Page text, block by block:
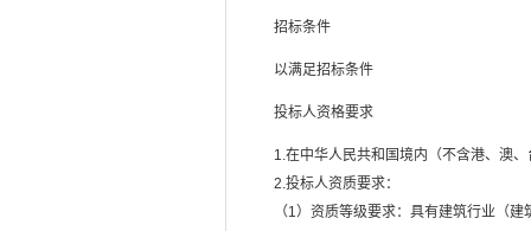
招标条件
以满足招标条件
投标人资格要求
1.在中华人民共和国境内（不含港、澳
2.投标人资质要求：
（1）资质等级要求：具有建筑行业（